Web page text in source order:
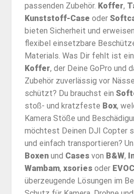
passenden Zubehör. Koffer,
Kunststoff-Case oder
bieten Sicherheit und
flexibel einsetzbare
Materials. Was Dir fehlt ist
Koffer, der Deine GoPro und
Zubehör zuverlässig vor
schützt? Du brauchst ein
stoß- und kratzfeste Box,
Kamera Stöße und
möchtest Deinen DJI Copter
und einfach transportieren?
Boxenund Casesvon B&W,
Wambam, xsoriesoder EVOC
überzeugende Lösungen im